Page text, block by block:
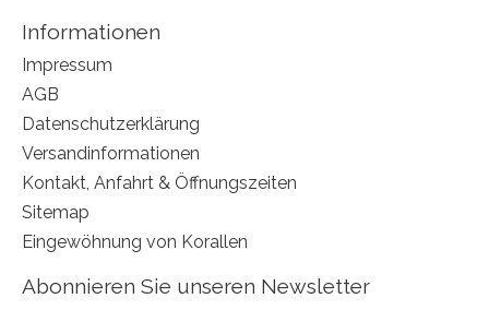
Informationen
Impressum
AGB
Datenschutzerklärung
Versandinformationen
Kontakt, Anfahrt & Öffnungszeiten
Sitemap
Eingewöhnung von Korallen
Abonnieren Sie unseren Newsletter